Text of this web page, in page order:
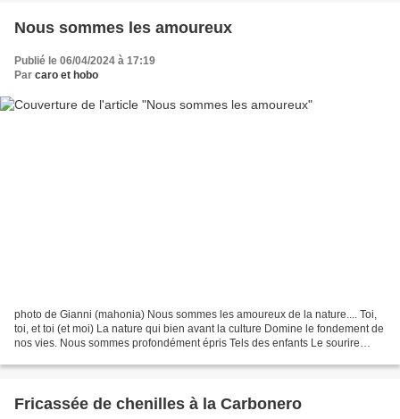
Nous sommes les amoureux
Publié le 06/04/2024 à 17:19
Par caro et hobo
photo de Gianni (mahonia) Nous sommes les amoureux de la nature.... Toi,
toi, et toi (et moi) La nature qui bien avant la culture Domine le fondement de
nos vies. Nous sommes profondément épris Tels des enfants Le sourire
Fricassée de chenilles à la Carbonero